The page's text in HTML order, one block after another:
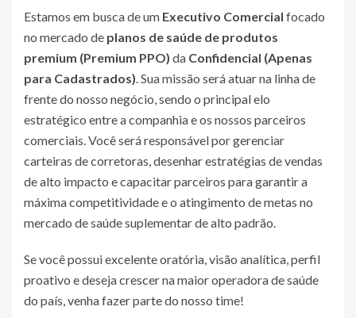
Estamos em busca de um Executivo Comercial focado
no mercado de planos de saúde de produtos
premium (Premium PPO) da Confidencial (Apenas
para Cadastrados). Sua missão será atuar na linha de
frente do nosso negócio, sendo o principal elo
estratégico entre a companhia e os nossos parceiros
comerciais. Você será responsável por gerenciar
carteiras de corretoras, desenhar estratégias de vendas
de alto impacto e capacitar parceiros para garantir a
máxima competitividade e o atingimento de metas no
mercado de saúde suplementar de alto padrão.
Se você possui excelente oratória, visão analítica, perfil
proativo e deseja crescer na maior operadora de saúde
do país, venha fazer parte do nosso time!